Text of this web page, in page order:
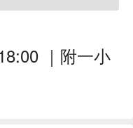
｜附一小